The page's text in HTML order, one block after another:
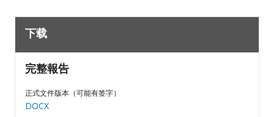
下载
完整報告
正式文件版本（可能有签字）
DOCX